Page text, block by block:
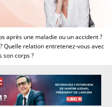
après une maladie ou un accident ?
Quelle relation entretenez-vous avec
son corps ?